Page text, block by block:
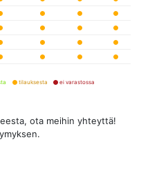
tilauksesta ei varastossa
ota meihin yhteyttä!